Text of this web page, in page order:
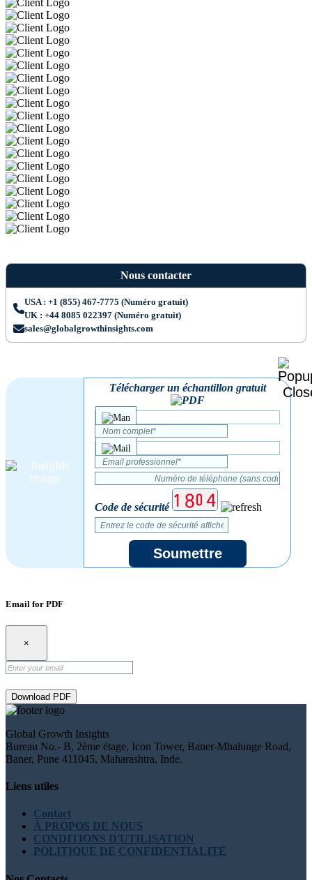
Nous contacter
USA : +1 (855) 467-7775 (Numéro gratuit)
UK : +44 8085 022397 (Numéro gratuit)
sales@globalgrowthinsights.com
Télécharger un échantillon gratuit
Code de sécurité
Soumettre
Email for PDF
×
Download PDF
Global Growth Insights
Bureau No.- B, 2ème étage, Icon Tower, Baner-Mhalunge Road,
Baner, Pune 411045, Maharashtra, Inde.
Liens utiles
Contact
À PROPOS DE NOUS
CONDITIONS D'UTILISATION
POLITIQUE DE CONFIDENTIALITÉ